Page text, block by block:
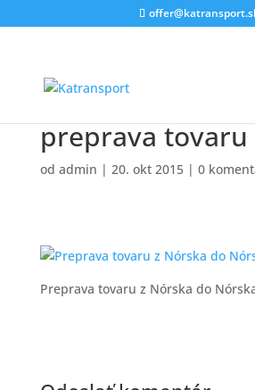
preprava tovaru
od admin | 20. okt 2015| 0
Preprava tovaru z Nórska do